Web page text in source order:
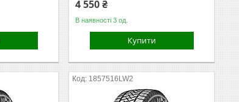
4 550 ₴
В наявності 3 од.
Купити
1857516LW2